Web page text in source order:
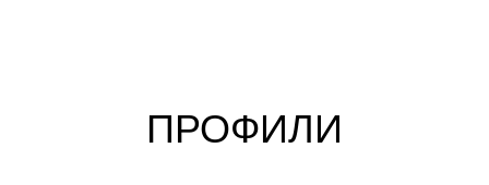
ПРОФИЛИ